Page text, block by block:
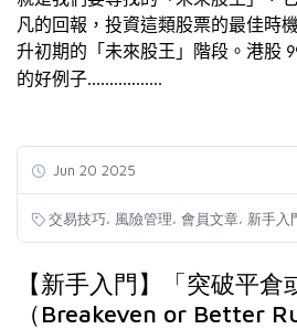
凡的回報，投資這類股票的最佳時
升初期的「未來股王」階段。港股
的好例子.................
Jun 20 2025
交易技巧, 風險管理, 會員文章, 新手入
【新手入門】「突破平倉
（Breakeven or Better